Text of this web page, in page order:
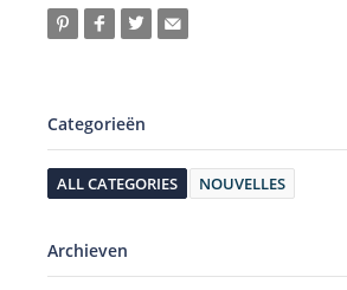
Categorieën
ALL CATEGORIES NOUVELLES
Archieven